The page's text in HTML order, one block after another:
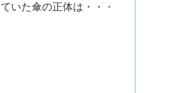
いた傘の正体は・・・